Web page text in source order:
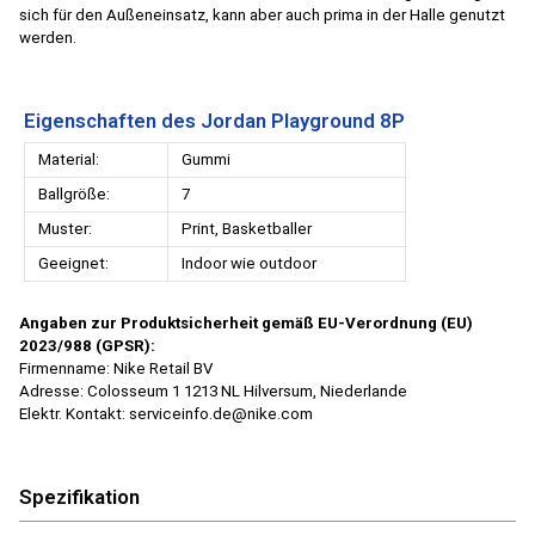
sich für den Außeneinsatz, kann aber auch prima in der Halle genutzt
werden.
Eigenschaften des Jordan Playground 8P
Material:
Gummi
Ballgröße:
7
Muster:
Print, Basketballer
Geeignet:
Indoor wie outdoor
Angaben zur Produktsicherheit gemäß EU-Verordnung (EU)
2023/988 (GPSR):
Firmenname: Nike Retail BV
Adresse: Colosseum 1 1213 NL Hilversum, Niederlande
Elektr. Kontakt: serviceinfo.de@nike.com
Spezifikation